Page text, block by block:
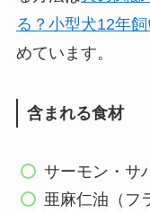
る？小型犬12年
めています。
含まれる食材
サーモン・サ
亜麻仁油（フ